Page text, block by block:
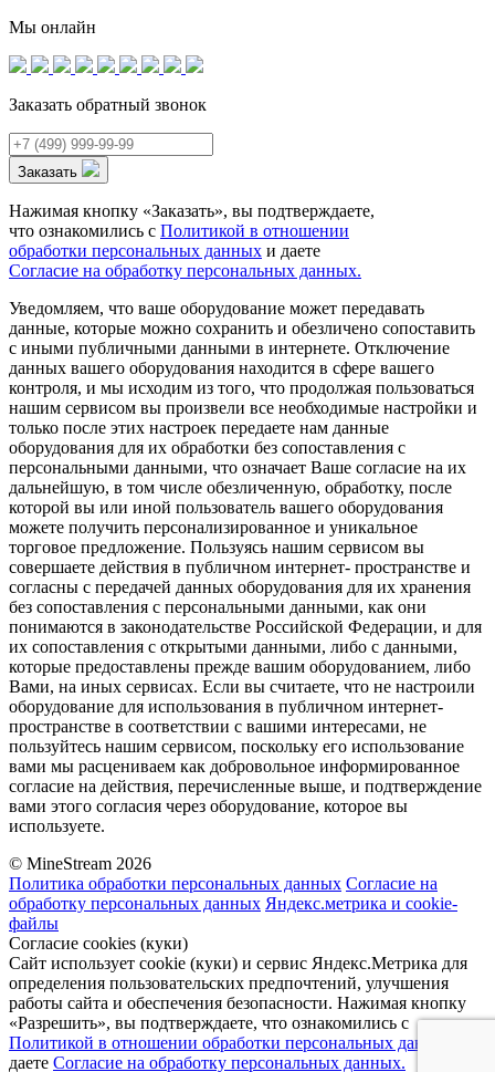
Мы онлайн
Заказать обратный звонок
Заказать
Нажимая кнопку «Заказать», вы подтверждаете,
что ознакомились с Политикой в отношении
обработки персональных данных и даете
Согласие на обработку персональных данных.
Уведомляем, что ваше оборудование может передавать
данные, которые можно сохранить и обезличено сопоставить
с иными публичными данными в интернете. Отключение
данных вашего оборудования находится в сфере вашего
контроля, и мы исходим из того, что продолжая пользоваться
нашим сервисом вы произвели все необходимые настройки и
только после этих настроек передаете нам данные
оборудования для их обработки без сопоставления с
персональными данными, что означает Ваше согласие на их
дальнейшую, в том числе обезличенную, обработку, после
которой вы или иной пользователь вашего оборудования
можете получить персонализированное и уникальное
торговое предложение. Пользуясь нашим сервисом вы
совершаете действия в публичном интернет- пространстве и
согласны с передачей данных оборудования для их хранения
без сопоставления с персональными данными, как они
понимаются в законодательстве Российской Федерации, и для
их сопоставления с открытыми данными, либо с данными,
которые предоставлены прежде вашим оборудованием, либо
Вами, на иных сервисах. Если вы считаете, что не настроили
оборудование для использования в публичном интернет-
пространстве в соответствии с вашими интересами, не
пользуйтесь нашим сервисом, поскольку его использование
вами мы расцениваем как добровольное информированное
согласие на действия, перечисленные выше, и подтверждение
вами этого согласия через оборудование, которое вы
используете.
© MineStream 2026
Политика обработки персональных данных Согласие на
обработку персональных данных Яндекс.метрика и cookie-
файлы
Согласие cookies (куки)
Сайт использует cookie (куки) и сервис Яндекс.Метрика для
определения пользовательских предпочтений, улучшения
работы сайта и обеспечения безопасности. Нажимая кнопку
«Разрешить», вы подтверждаете, что ознакомились с
Политикой в отношении обработки персональных данных
даете Согласие на обработку персональных данных.